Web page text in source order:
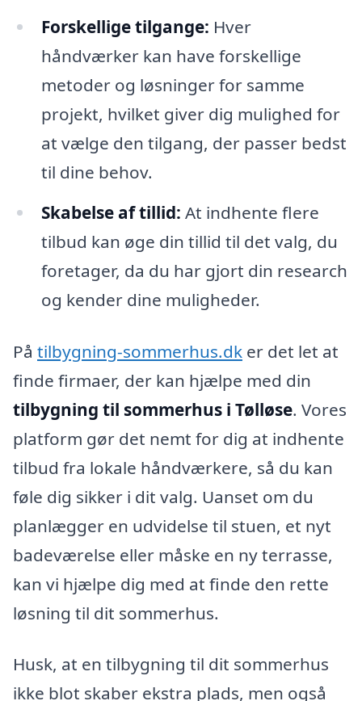
Forskellige tilgange: Hver
håndværker kan have forskellige
metoder og løsninger for samme
projekt, hvilket giver dig mulighed for
at vælge den tilgang, der passer bedst
til dine behov.
Skabelse af tillid: At indhente flere
tilbud kan øge din tillid til det valg, du
foretager, da du har gjort din research
og kender dine muligheder.
På tilbygning-sommerhus.dk er det let at
finde firmaer, der kan hjælpe med din
tilbygning til sommerhus i Tølløse. Vores
platform gør det nemt for dig at indhente
tilbud fra lokale håndværkere, så du kan
føle dig sikker i dit valg. Uanset om du
planlægger en udvidelse til stuen, et nyt
badeværelse eller måske en ny terrasse,
kan vi hjælpe dig med at finde den rette
løsning til dit sommerhus.
Husk, at en tilbygning til dit sommerhus
ikke blot skaber ekstra plads, men også